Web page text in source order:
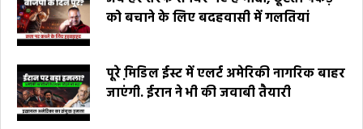
को बचाने के लिए बदहवासी में गलतियां
पूरे मि़डिल ईस्ट में एलर्ट अमेरिकी नागरिक बाहर
जाएंगी. ईरान ने भी की जवाबी तैयारी